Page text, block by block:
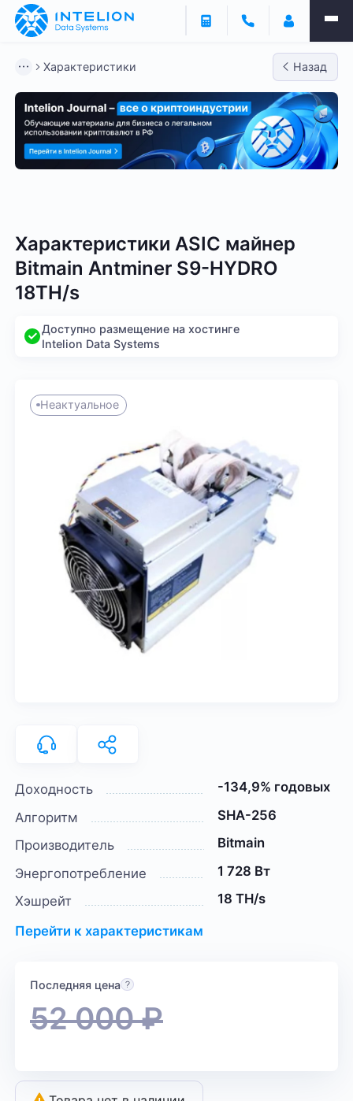
Характеристики Назад
Характеристики ASIC майнер
Bitmain Antminer S9-HYDRO
18TH/s
Доступно размещение на хостинге
Intelion Data Systems
Неактуальное
Доходность
-134,9% годовых
Алгоритм
SHA-256
Производитель
Bitmain
Энергопотребление
1 728 Вт
Хэшрейт
18 TH/s
Перейти к характеристикам
Последняя цена
52 000₽